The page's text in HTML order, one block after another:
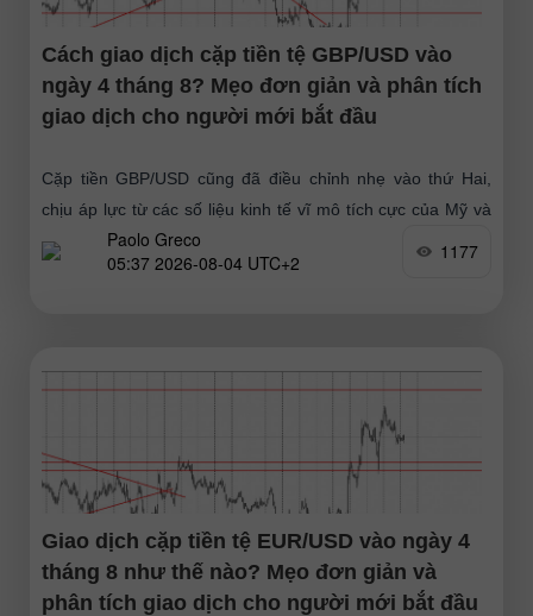
Cách giao dịch cặp tiền tệ GBP/USD vào
ngày 4 tháng 8? Mẹo đơn giản và phân tích
giao dịch cho người mới bắt đầu
Cặp tiền GBP/USD cũng đã điều chỉnh nhẹ vào thứ Hai,
chịu áp lực từ các số liệu kinh tế vĩ mô tích cực của Mỹ và
nhu cầu điềuPaolo Greco
05:37 2026-08-04 UTC+2
1177
Giao dịch cặp tiền tệ EUR/USD vào ngày 4
tháng 8 như thế nào? Mẹo đơn giản và
phân tích giao dịch cho người mới bắt đầu